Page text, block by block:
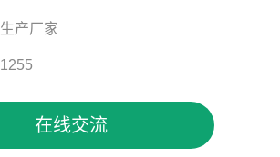
生产厂家
1255
在线交流